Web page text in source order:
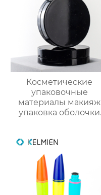
Косметические
упаковочные
материалы макияж
упаковка оболочки
зеркалом защелки
крышка глянцевый
УФ консилер
пластиковые
оболочки